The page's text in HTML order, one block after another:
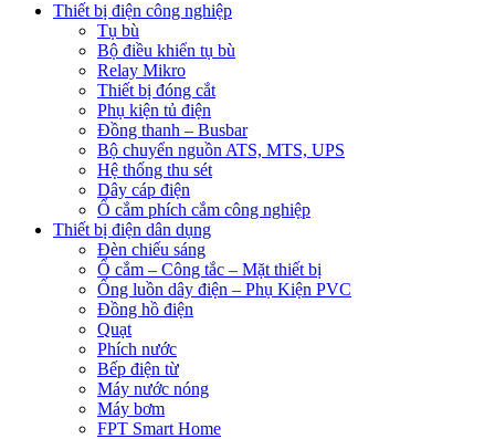
Thiết bị điện công nghiệp
Tụ bù
Bộ điều khiển tụ bù
Relay Mikro
Thiết bị đóng cắt
Phụ kiện tủ điện
Đồng thanh – Busbar
Bộ chuyển nguồn ATS, MTS, UPS
Hệ thống thu sét
Dây cáp điện
Ổ cắm phích cắm công nghiệp
Thiết bị điện dân dụng
Đèn chiếu sáng
Ổ cắm – Công tắc – Mặt thiết bị
Ống luồn dây điện – Phụ Kiện PVC
Đồng hồ điện
Quạt
Phích nước
Bếp điện từ
Máy nước nóng
Máy bơm
FPT Smart Home